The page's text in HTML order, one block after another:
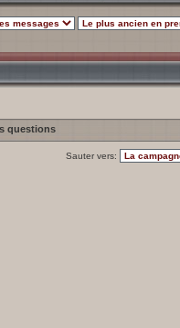
questions
Sauter vers: